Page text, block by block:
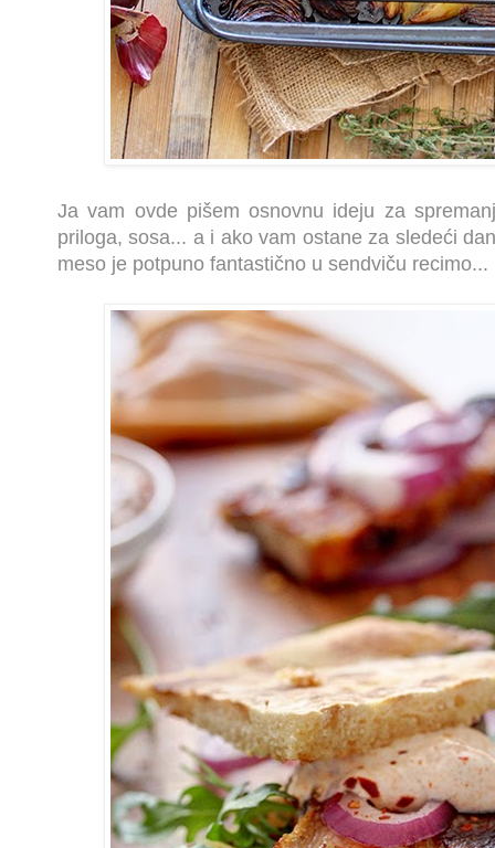
Ja vam ovde pišem osnovnu ideju za
priloga, sosa... a i ako vam ostane za sledeći
meso je potpuno fantastično u sendviču recimo...